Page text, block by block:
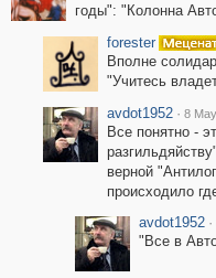
годы": "Колонна
forester
Вполне
"Учитесь
avdot1952 · 8
Все понятно -
верной
происходило
avdot1952 ·
"Все в